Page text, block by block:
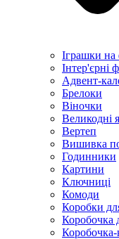
Іграшки
Інтер'єрні
Адвент-
Брелоки
Віночки
Великодні
Вертеп
Вишивка
Годинники
Картини
Ключниці
Комоди
Коробки
Коробочка
Коробочка-